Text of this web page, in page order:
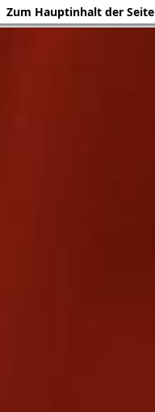
Zum Hauptinhalt der Seite